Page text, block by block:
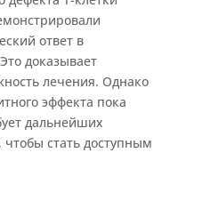
ответ в
доказывает
лечения. Однако
эффекта пока
дальнейших
стать доступным